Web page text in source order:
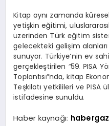
Kitap aynı zamanda
yetişkin eğitimi,
üzerinden Türk eğitim
gelecekteki gelişim
sunuyor. Türkiye’nin ev
gerçekleştirilen “59. PISA
Toplantısı”nda, kitap
Teşkilatı yetkilileri ve PISA
istifadesine sunuldu.
Haber kaynağı: